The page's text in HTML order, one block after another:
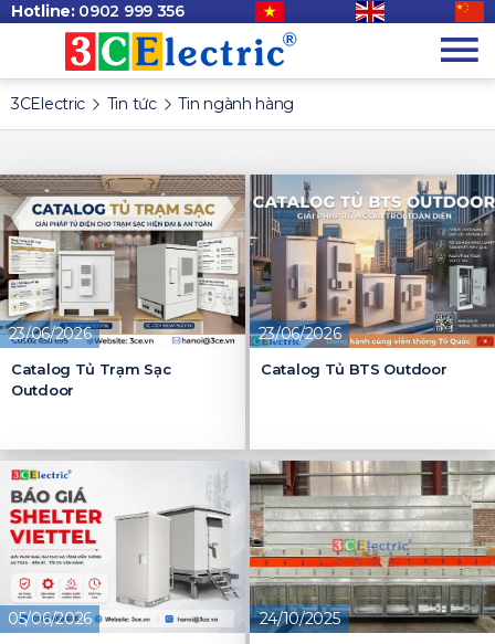
Hotline: 0902 999 356
3CElectric Tin tức Tin ngành hàng
23/06/2026
Catalog Tủ Trạm Sạc
Outdoor
23/06/2026
Catalog Tủ BTS Outdoor
05/06/2026 24/10/2025